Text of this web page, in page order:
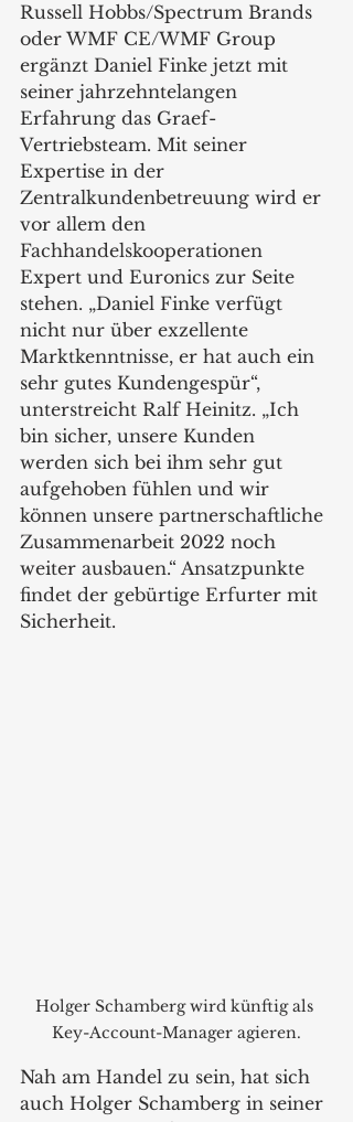
Russell Hobbs/Spectrum Brands
oder WMF CE/WMF Group
ergänzt Daniel Finke jetzt mit
seiner jahrzehntelangen
Erfahrung das Graef-
Vertriebsteam. Mit seiner
Expertise in der
Zentralkundenbetreuung wird er
vor allem den
Fachhandelskooperationen
Expert und Euronics zur Seite
stehen. „Daniel Finke verfügt
nicht nur über exzellente
Marktkenntnisse, er hat auch ein
sehr gutes Kundengespür“,
unterstreicht Ralf Heinitz. „Ich
bin sicher, unsere Kunden
werden sich bei ihm sehr gut
aufgehoben fühlen und wir
können unsere partnerschaftliche
Zusammenarbeit 2022 noch
weiter ausbauen.“ Ansatzpunkte
findet der gebürtige Erfurter mit
Sicherheit.
Holger Schamberg wird künftig als
Key-Account-Manager agieren.
Nah am Handel zu sein, hat sich
auch Holger Schamberg in seiner